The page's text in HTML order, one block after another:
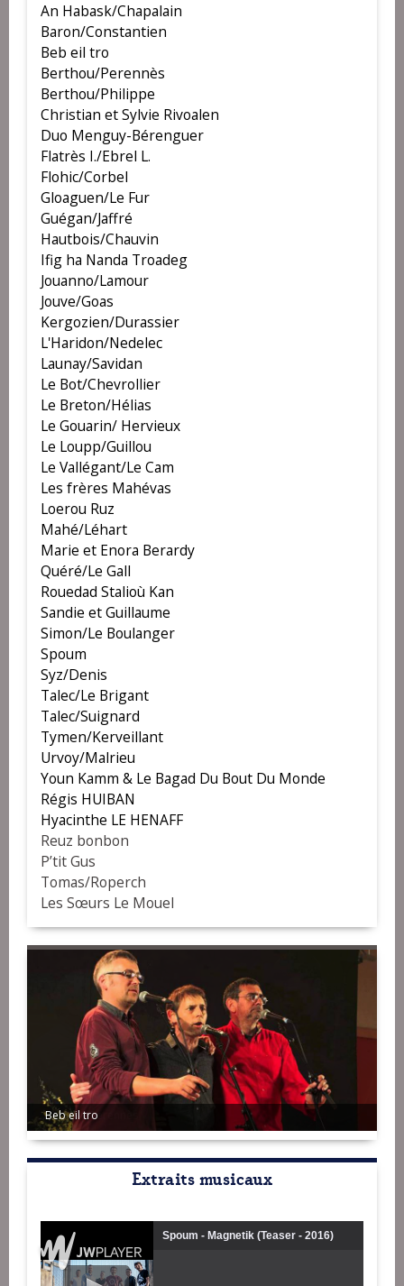
An Habask/Chapalain
Baron/Constantien
Beb eil tro
Berthou/Perennès
Berthou/Philippe
Christian et Sylvie Rivoalen
Duo Menguy-Bérenguer
Flatrès I./Ebrel L.
Flohic/Corbel
Gloaguen/Le Fur
Guégan/Jaffré
Hautbois/Chauvin
Ifig ha Nanda Troadeg
Jouanno/Lamour
Jouve/Goas
Kergozien/Durassier
L'Haridon/Nedelec
Launay/Savidan
Le Bot/Chevrollier
Le Breton/Hélias
Le Gouarin/ Hervieux
Le Loupp/Guillou
Le Vallégant/Le Cam
Les frères Mahévas
Loerou Ruz
Mahé/Léhart
Marie et Enora Berardy
Quéré/Le Gall
Rouedad Stalioù Kan
Sandie et Guillaume
Simon/Le Boulanger
Spoum
Syz/Denis
Talec/Le Brigant
Talec/Suignard
Tymen/Kerveillant
Urvoy/Malrieu
Youn Kamm & Le Bagad Du Bout Du Monde
Régis HUIBAN
Hyacinthe LE HENAFF
Reuz bonbon
P’tit Gus
Tomas/Roperch
Les Sœurs Le Mouel
Berthou/Perennès
Extraits musicaux
Spoum - Magnetik (Teaser - 2016)